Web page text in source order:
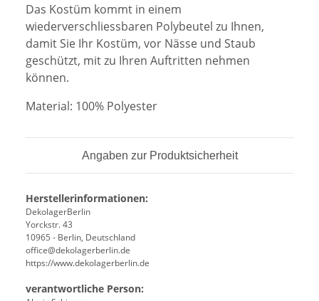
Das Kostüm kommt in einem
wiederverschliessbaren Polybeutel zu Ihnen,
damit Sie Ihr Kostüm, vor Nässe und Staub
geschützt, mit zu Ihren Auftritten nehmen
können.
Material: 100% Polyester
Angaben zur Produktsicherheit
Herstellerinformationen:
DekolagerBerlin
Yorckstr. 43
10965 - Berlin, Deutschland
office@dekolagerberlin.de
https://www.dekolagerberlin.de
verantwortliche Person: